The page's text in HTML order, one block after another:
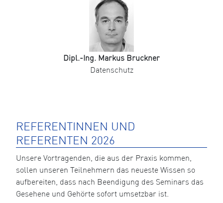
Dipl.-Ing. Markus Bruckner
Datenschutz
REFERENTINNEN UND
REFERENTEN 2026
Unsere Vortragenden, die aus der Praxis kommen,
sollen unseren Teilnehmern das neueste Wissen so
aufbereiten, dass nach Beendigung des Seminars das
Gesehene und Gehörte sofort umsetzbar ist.